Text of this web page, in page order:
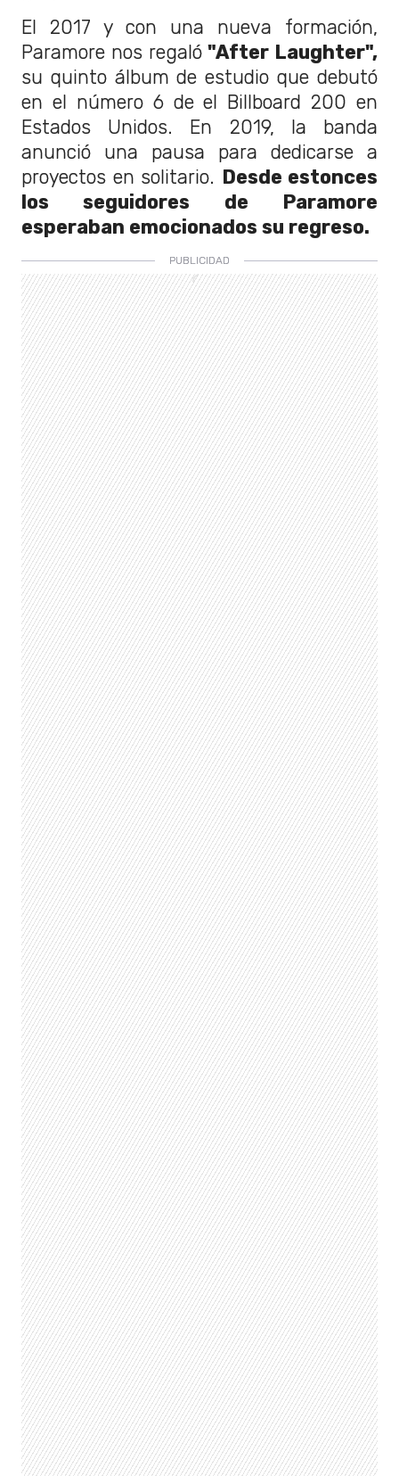
El 2017 y con una nueva formación,
Paramore nos regaló"After Laughter",
su quinto álbum de estudio que debutó
en el número 6 de el Billboard 200 en
Estados Unidos. En 2019, la banda
anunció una pausa para dedicarse a
proyectos en solitario. Desde estonces
los seguidores de Paramore
esperaban emocionados su regreso.